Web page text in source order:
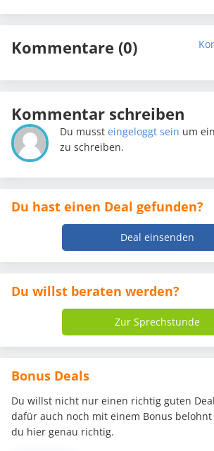
Kommentare (0)
Kommentar schreiben
Du mussteingeloggt sein um
zu schreiben.
Du hast einen Deal gefunden?
Deal einsenden
Du willst beraten werden?
Zur Sprechstunde
Bonus Deals
Du willst nicht nur einen richtig guten
dafür auch noch mit einem Bonus
du hier genau richtig.